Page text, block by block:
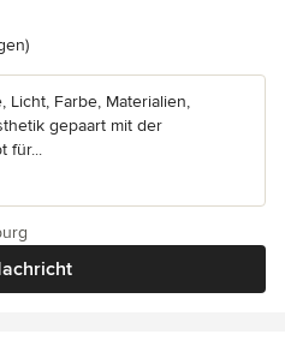
5 von 5 Sternen
Licht, Farbe, Materialien,
gepaart mit der
für...